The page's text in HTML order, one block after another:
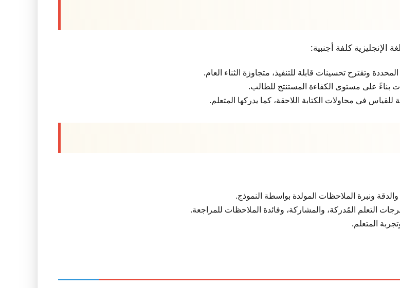
الإنجليزية كلفة أجنبية:
وتقترح تحسينات قابلة للتنفيذ، متجاوزة الثناء العام.
بناءً على مستوى الكفاءة المستنتج للطالب.
في محاولات الكتابة اللاحقة، كما يدركها المتعلم.
والدقة ونبرة الملاحظات المولدة بواسطة النموذج.
التعلم المُدركة، والمشاركة، وفائدة الملاحظات للمراجعة.
المتعلم.